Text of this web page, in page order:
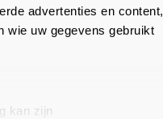
advertenties en content,
wie uw gegevens gebruikt
kan zijn